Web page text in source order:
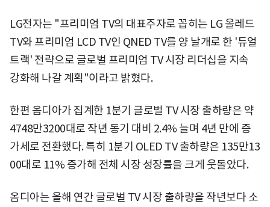
LG전자는 "프리미엄 TV의 대표주자로 꼽히는 LG 올레드
TV와 프리미엄 LCD TV인 QNED TV를 양 날개로 한 '듀얼
트랙' 전략으로 글로벌 프리미엄 TV 시장 리더십을 지속
강화해 나갈 계획"이라고 밝혔다.
한편 옴디아가 집계한 1분기 글로벌 TV 시장 출하량은 약
4748만3200대로 작년 동기 대비 2.4% 늘며 4년 만에 증
가세로 전환했다. 특히 1분기 OLED TV 출하량은 135만13
00대로 11% 증가해 전체 시장 성장률을 크게 웃돌았다.
옴디아는 올해 연간 글로벌 TV 시장 출하량을 작년보다 소